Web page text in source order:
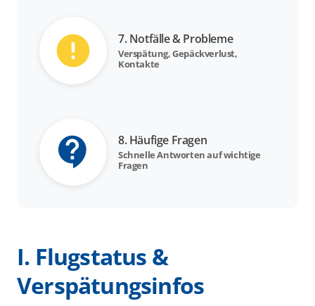
7. Notfälle & Probleme
Verspätung, Gepäckverlust,
Kontakte
8. Häufige Fragen
Schnelle Antworten auf wichtige
Fragen
I. Flugstatus &
Verspätungsinfos